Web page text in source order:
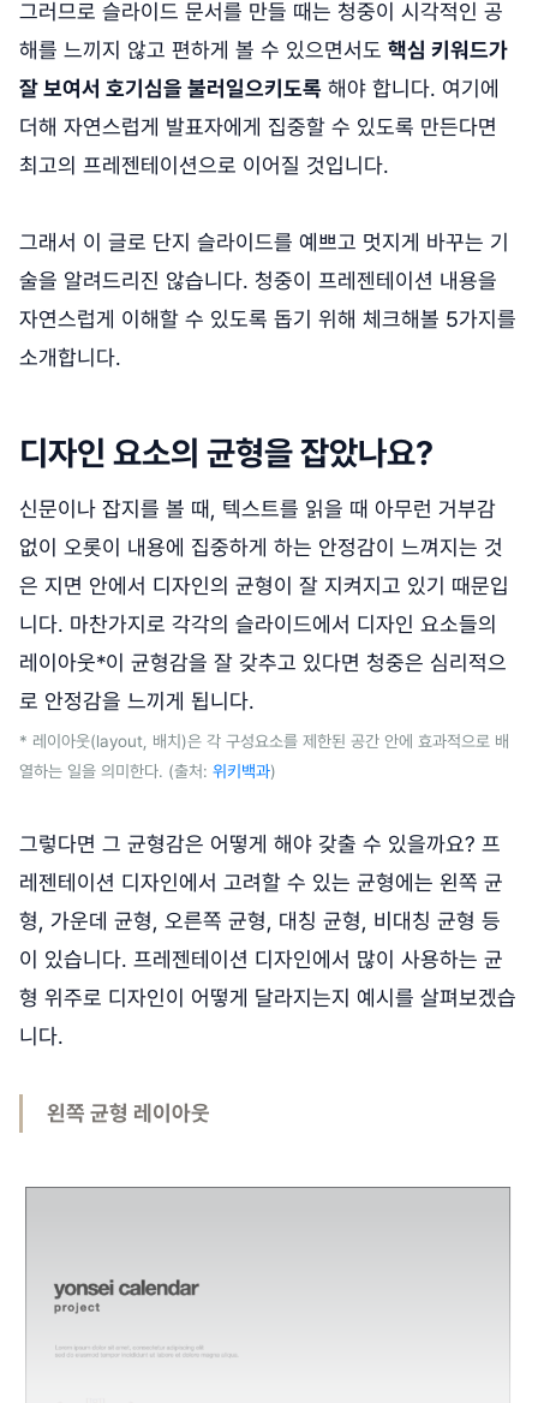
그러므로 슬라이드 문서를 만들 때는 청중이 시각적인 공
해를 느끼지 않고 편하게 볼 수 있으면서도 핵심 키워드가
잘 보여서 호기심을 불러일으키도록 해야 합니다. 여기에
더해 자연스럽게 발표자에게 집중할 수 있도록 만든다면
최고의 프레젠테이션으로 이어질 것입니다.
그래서 이 글로 단지 슬라이드를 예쁘고 멋지게 바꾸는 기
술을 알려드리진 않습니다. 청중이 프레젠테이션 내용을
자연스럽게 이해할 수 있도록 돕기 위해 체크해볼 5가지를
소개합니다.
디자인 요소의 균형을 잡았나요?
신문이나 잡지를 볼 때, 텍스트를 읽을 때 아무런 거부감
없이 오롯이 내용에 집중하게 하는 안정감이 느껴지는 것
은 지면 안에서 디자인의 균형이 잘 지켜지고 있기 때문입
니다. 마찬가지로 각각의 슬라이드에서 디자인 요소들의
레이아웃*이 균형감을 잘 갖추고 있다면 청중은 심리적으
로 안정감을 느끼게 됩니다.
* 레이아웃(layout, 배치)은 각 구성요소를 제한된 공간 안에 효과적으로 배
열하는 일을 의미한다. (출처: 위키백과)
그렇다면 그 균형감은 어떻게 해야 갖출 수 있을까요? 프
레젠테이션 디자인에서 고려할 수 있는 균형에는 왼쪽 균
형, 가운데 균형, 오른쪽 균형, 대칭 균형, 비대칭 균형 등
이 있습니다. 프레젠테이션 디자인에서 많이 사용하는 균
형 위주로 디자인이 어떻게 달라지는지 예시를 살펴보겠습
니다.
왼쪽 균형 레이아웃